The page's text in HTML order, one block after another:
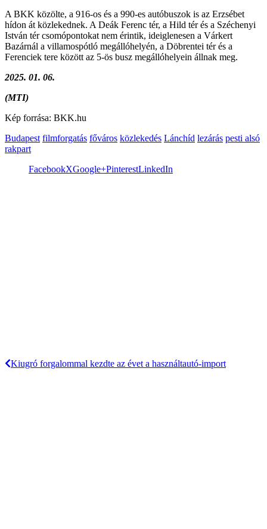
A BKK közölte, a 916-os és a 990-es autóbuszok is az Erzsébet
hídon át közlekednek. A Deák Ferenc tér, a Hild tér és a Széchenyi
István tér csomópontokat nem érintik, ideiglenesen a Várkert
Bazárnál a villamospótló megállóhelyén, a Döbrentei tér és a
Ferenciek tere között az 5-ös busz megállóhelyein állnak meg.
2025. 01. 06.
(MTI)
Kép forrása: BKK.hu
Budapest filmforgatás főváros közlekedés Lánchíd lezárás pesti alsó
rakpart
FacebookXGoogle+PinterestLinkedIn
Kiugró forgalommal kezdte az évet a használtautó-import